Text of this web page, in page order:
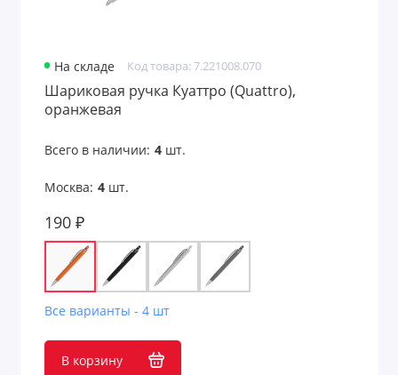
На складе Код товара: 7.221008.070
Шариковая ручка Куаттро (Quattro),
оранжевая
Всего в наличии: 4шт.
Москва: 4шт.
190 ₽
Все варианты - 4 шт
В корзину